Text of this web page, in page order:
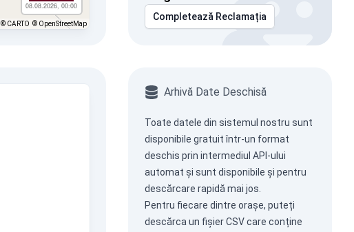
08.08.2026, 00:00
© CARTO © OpenStreetMap
Completează Reclamația
Arhivă Date Deschisă
Toate datele din sistemul nostru sunt
disponibile gratuit într-un format
deschis prin intermediul API-ului
automat și sunt disponibile și pentru
descărcare rapidă mai jos.
Pentru fiecare dintre orașe, puteți
descărca un fișier CSV care conține